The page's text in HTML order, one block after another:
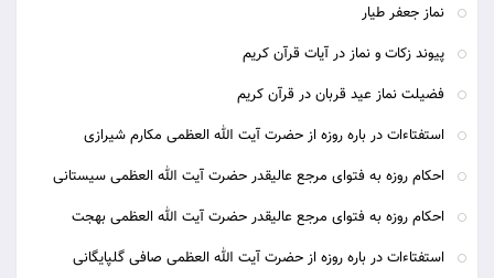
نماز جعفر طیار
پیوند زکات و نماز در آیات قرآن کریم
فضیلت نماز عید قربان در قرآن کریم
استفتاءات در باره روزه از حضرت آیت الله العظمی مکارم شیرازی
احکام روزه به فتوای مرجع عالیقدر حضرت آیت الله العظمی سیستانی
احکام روزه به فتوای مرجع عالیقدر حضرت آیت الله العظمی بهجت
استفتاءات در باره روزه از حضرت آیت الله العظمی صافی گلپایگانی